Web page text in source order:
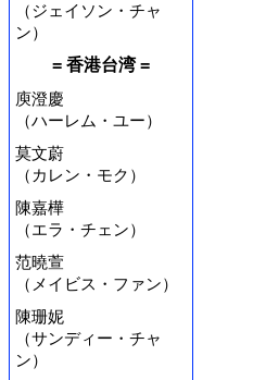
（ジェイソン・チャ
ン）
= 香港台湾 =
庾澄慶
（ハーレム・ユー）
莫文蔚
（カレン・モク）
陳嘉樺
（エラ・チェン）
范曉萱
（メイビス・ファン）
陳珊妮
（サンディー・チャ
ン）